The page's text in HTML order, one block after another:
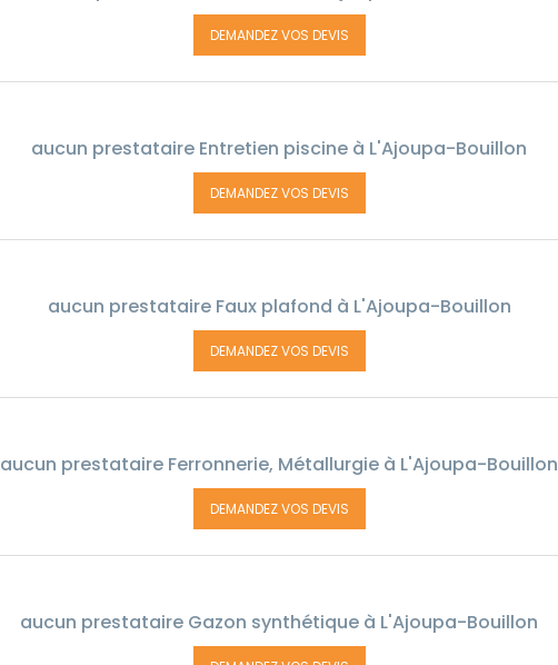
DEMANDEZ VOS DEVIS
aucun prestataire Entretien piscine à L'Ajoupa-Bouillon
DEMANDEZ VOS DEVIS
aucun prestataire Faux plafond à L'Ajoupa-Bouillon
DEMANDEZ VOS DEVIS
aucun prestataire Ferronnerie, Métallurgie à L'Ajoupa-Bouillon
DEMANDEZ VOS DEVIS
aucun prestataire Gazon synthétique à L'Ajoupa-Bouillon